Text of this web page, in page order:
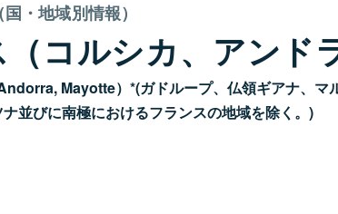
・地域別情報）
コルシカ、アンド
Mayotte）*(ガドループ、仏領ギアナ、マ
並びに南極におけるフランスの地域を除く。)